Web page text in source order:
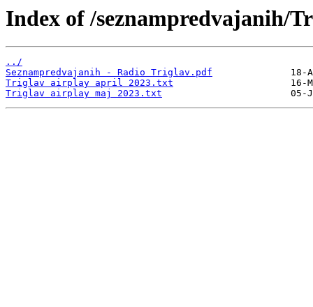
Index of /seznampredvajanih/
../
Seznampredvajanih - Radio Triglav.pdf
Triglav airplay april 2023.txt
Triglav airplay maj 2023.txt